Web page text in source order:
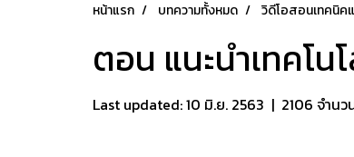
หน้าแรก บทความทั้งหมด วิดีโอสอนเทคนิค
ตอน แนะนำเทคโน
Last updated: 10 มิ.ย. 2563 | 2106 จำนว